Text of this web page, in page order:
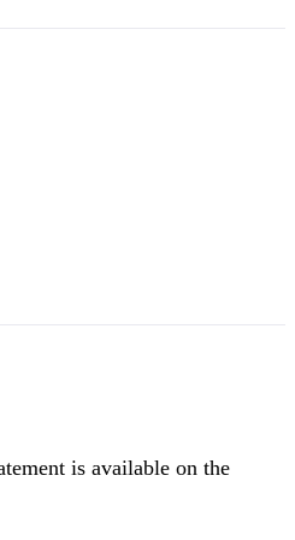
is available on the